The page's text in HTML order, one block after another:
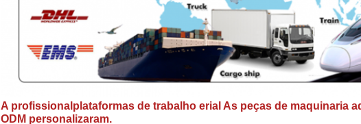
A profissional plataformas de trabalho erial As peças de maquinaria
ODM personalizaram.